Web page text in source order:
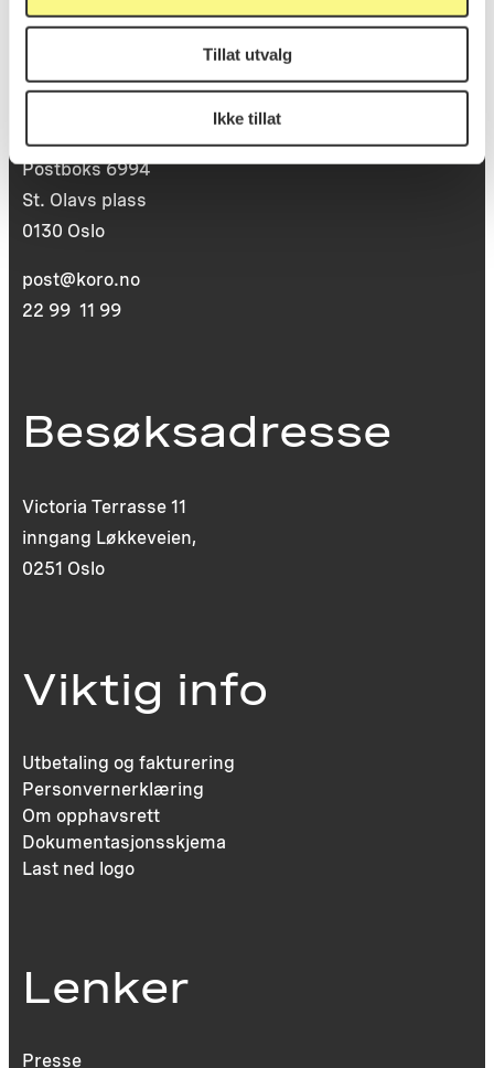
Tillat utvalg
Ikke tillat
Postadresse
Postboks 6994
St. Olavs plass
0130 Oslo
post@koro.no
22 99 11 99
Besøksadresse
Victoria Terrasse 11
inngang Løkkeveien,
0251 Oslo
Viktig info
Utbetaling og fakturering
Personvernerklæring
Om opphavsrett
Dokumentasjonsskjema
Last ned logo
Lenker
Presse